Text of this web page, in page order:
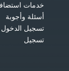
خدمات
أسئلة وأجوبة
تسجيل الدخول
تسجيل